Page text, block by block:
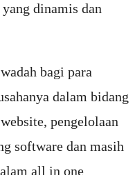
dinamis dan
bagi para
dalam bidang
pengelolaan
software dan masih
all in one